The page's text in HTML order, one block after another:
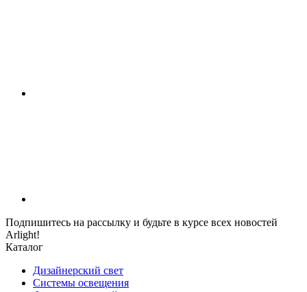
Подпишитесь на рассылку и будьте в курсе всех новостей
Arlight!
Каталог
Дизайнерский свет
Системы освещения